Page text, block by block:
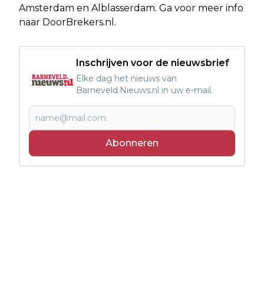
Amsterdam en Alblasserdam. Ga voor meer info
naar DoorBrekers.nl.
Inschrijven voor de nieuwsbrief
Elke dag het nieuws van
Barneveld.Nieuws.nl in uw e-mail.
Abonneren